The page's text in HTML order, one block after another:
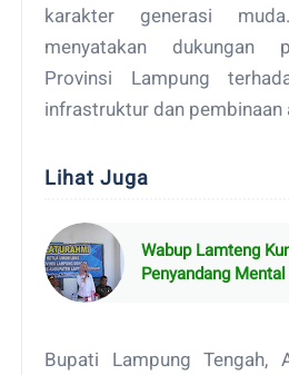
karakter generasi
menyatakan dukungan
Provinsi Lampung
infrastruktur dan pembinaan
Lihat Juga
Wabup Lamteng
Penyandang
Bupati Lampung Tengah,